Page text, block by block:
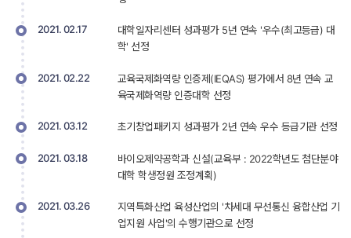
2021. 02.17
대학일자리센터 성과평가 5년 연속 '우수(최고등급) 대
학' 선정
2021. 02.22
교육국제화역량 인증제(IEQAS) 평가에서 8년 연속 교
육국제화역량 인증대학 선정
2021. 03.12 초기창업패키지 성과평가 2년 연속 우수 등급기관 선정
2021. 03.18
바이오제약공학과 신설(교육부 : 2022학년도 첨단분야
대학 학생정원 조정계획)
2021. 03.26
지역특화산업 육성산업의 '차세대 무선통신 융합산업 기
업지원 사업'의 수행기관으로 선정